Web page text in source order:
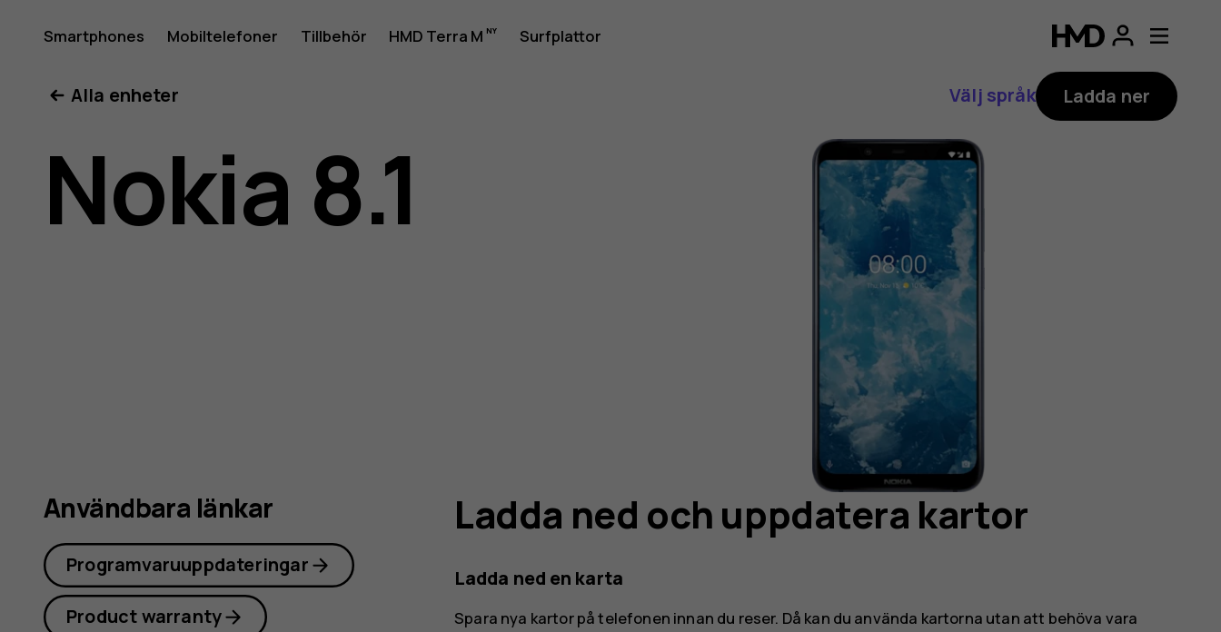
Användarhandbok
för
Nokia
Smartphones Mobiltelefoner Tillbehör HMD Terra M Surfplattor
Alla enheter
Välj språk Ladda ner
Nokia 8.1
Ladda ned och uppdatera kartor
Ladda ned en karta
Spara nya kartor på telefonen innan du reser. Då kan du använda kartorna utan att behöva vara
Användbara länkar
Programvaruuppdateringar
Product warranty